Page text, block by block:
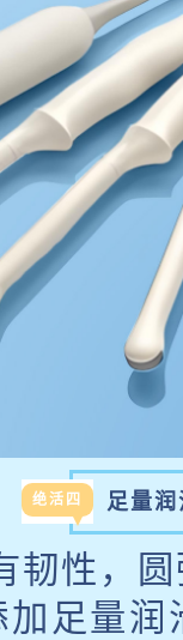
绝活四 足量
性，
加足量润